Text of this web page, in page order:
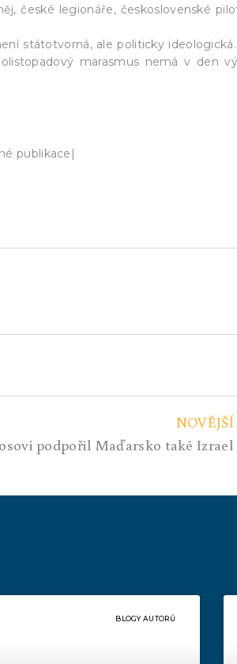
české legionáře, československé
státotvorná, ale politicky
marasmus nemá v den
publikace|
NOVĚJŠÍ
podpořil Maďarsko také Izrael
BLOGY AUTORŮ